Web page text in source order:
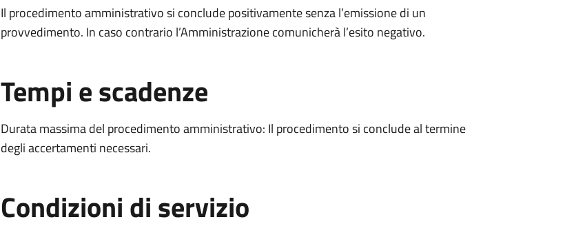
Il procedimento amministrativo si conclude positivamente senza l’emissione di un
provvedimento. In caso contrario l’Amministrazione comunicherà l’esito negativo.
Tempi e scadenze
Durata massima del procedimento amministrativo: Il procedimento si conclude al termine
degli accertamenti necessari.
Condizioni di servizio